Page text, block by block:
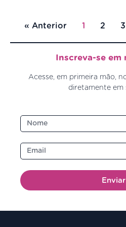
« Anterior 1 2 3
Inscreva-se em
Acesse, em primeira mão,
diretamente em
Enviar